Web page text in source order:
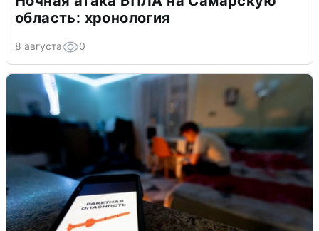
область: хронология
8 августа 0